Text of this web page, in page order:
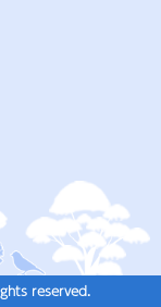
reserved.